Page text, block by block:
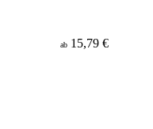
ab 15,79 €